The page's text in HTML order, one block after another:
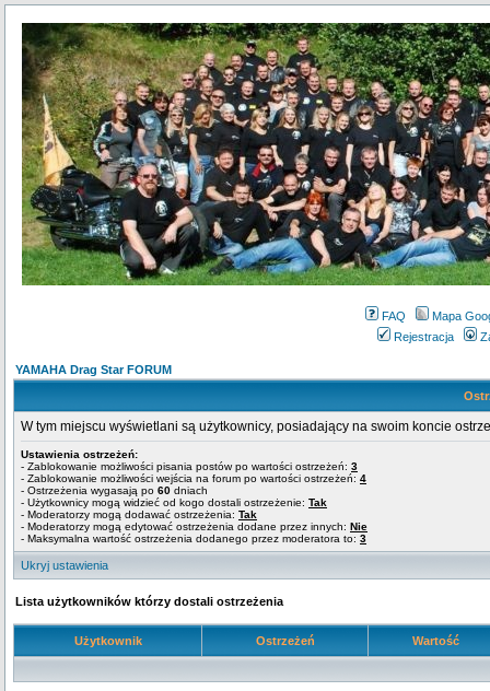
FAQ
Mapa
Rejestracja
YAMAHA Drag Star FORUM
W tym miejscu wyświetlani są użytkownicy, posiadający na swoim koncie
Ustawienia ostrzeżeń:
- Zablokowanie możliwości pisania postów po wartości ostrzeżeń: 3
- Zablokowanie możliwości wejścia na forum po wartości ostrzeżeń: 4
- Ostrzeżenia wygasają po 60 dniach
- Użytkownicy mogą widzieć od kogo dostali ostrzeżenie: Tak
- Moderatorzy mogą dodawać ostrzeżenia: Tak
- Moderatorzy mogą edytować ostrzeżenia dodane przez innych: Nie
- Maksymalna wartość ostrzeżenia dodanego przez moderatora to: 3
Ukryj ustawienia
Lista użytkowników którzy dostali ostrzeżenia
Użytkownik Ostrzeżeń Wartość